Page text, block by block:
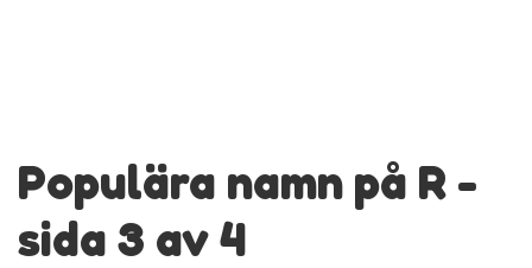
Populära namn på R -
sida 3 av 4